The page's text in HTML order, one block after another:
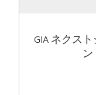
GIA ネクス